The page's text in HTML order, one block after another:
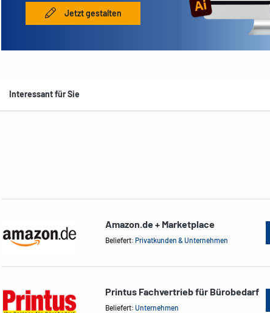
Jetzt gestalten
Interessant für Sie
Amazon.de + Marketplace
Beliefert: Privatkunden & Unternehmen
Printus Fachvertrieb für Bürobedarf
Beliefert: Unternehmen